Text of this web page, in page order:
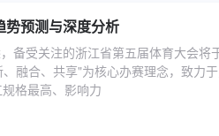
势预测与深度分析
备受关注的浙江省第五届体育大会将
融合、共享"为核心办赛理念，致力
格最高、影响力